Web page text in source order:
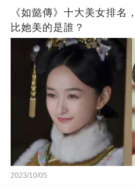
《如懿傳》十大美女排名
比她美的是誰？
2023/10/05